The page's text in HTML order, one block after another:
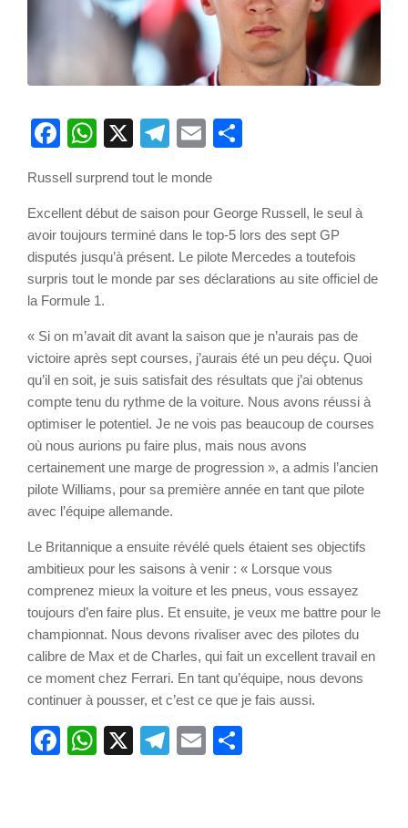
Facebook
WhatsApp
X Telegram
Email
Russell surprend tout le monde
Excellent début de saison pour George Russell, le seul à
avoir toujours terminé dans le top-5 lors des sept GP
disputés jusqu’à présent. Le pilote Mercedes a toutefois
surpris tout le monde par ses déclarations au site officiel de
la Formule 1.
« Si on m’avait dit avant la saison que je n’aurais pas de
victoire après sept courses, j’aurais été un peu déçu. Quoi
qu’il en soit, je suis satisfait des résultats que j’ai obtenus
compte tenu du rythme de la voiture. Nous avons réussi à
optimiser le potentiel. Je ne vois pas beaucoup de courses
où nous aurions pu faire plus, mais nous avons
certainement une marge de progression », a admis l’ancien
pilote Williams, pour sa première année en tant que pilote
avec l’équipe allemande.
Le Britannique a ensuite révélé quels étaient ses objectifs
ambitieux pour les saisons à venir : « Lorsque vous
comprenez mieux la voiture et les pneus, vous essayez
toujours d’en faire plus. Et ensuite, je veux me battre pour le
championnat. Nous devons rivaliser avec des pilotes du
calibre de Max et de Charles, qui fait un excellent travail en
ce moment chez Ferrari. En tant qu’équipe, nous devons
continuer à pousser, et c’est ce que je fais aussi.
Facebook
WhatsApp
X Telegram
Email